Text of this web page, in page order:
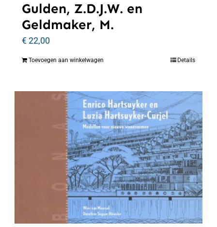
Gulden, Z.D.J.W. en
Geldmaker, M.
€22,00
Toevoegen aan winkelwagen Details